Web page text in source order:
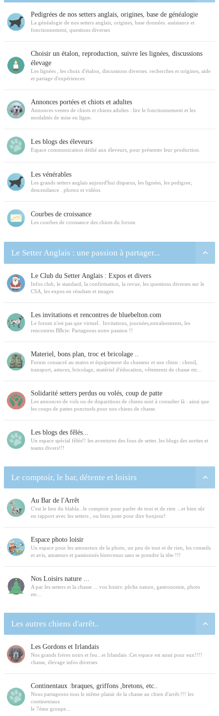
Pedigrées de nos setters anglais, origines, base de généalogie
La généalogie de nos setters anglais, origines, base données. assistance et
fonctionnement, questions diverses
Choisir un étalon, reproduction, suivre les lignées, discussions
élevage
Les lignées , les choix d'étalon, discussions diverses. recherches et origines, aide
et partage d'expériences
Annonces portées et chiots et adultes
Annonces ventes de chiots et chiens adultes : lire le fonctionnement et les
modalités de mise en ligne.
Les blogs des éleveurs
Espace communication dédié aux éleveurs, pour présenter leur production.
Les vénérables
Les grands setters anglais aujourd'hui disparus, les lignées, les pedigree,
descendance . photos et vidéos
Courbes de croissance
Les courbes de croissance des chiots du forum
Le Setter Anglais : une passion à partager...
Le Club du Setter Anglais : Expos et divers
Infos club, le standard, la confirmation, la revue, les questions diverses sur le
CSA, les expos en résultats et images
Les invitations et rencontres de bluebelton.com
Le forum n'est pas que virtuel.. Invitations, journées,entraînements, les
rencontres BBcie: Partageons notre passion !!
Materiel, bons plan, troc et bricolage ..
Forum consacré au matos et équipement du chasseur et son chien : chenil,
transport, astuces, bricolage, matériel d'éducation, vêtements de chasse etc...
Solidarité setters perdus ou volés, coup de patte
Les annonces de vols ou de disparitions de chiens sont à consulter là : ainsi que
les coups de pattes ponctuels pour nos chiens de chasse.
Les blogs des fêlés...
Un espace spécial fêlés!! les aventures des fous de setter..les blogs des sorties et
teams divers!!!
Le comptoir, le bar, détente et loisirs
Au Bar de l'Arrêt
C'est le lieu du blabla...le comptoir pour parler de tout et de rien ...et bien sûr
en rapport avec les setters , ou bien juste pour dire bonjour!
Espace photo loisir
Un espace pour les amoureux de la photo, un peu de tout et de rien, les conseils
et avis, amateurs et passionnés bienvenus sans se prendre la tête !!!
Nos Loisirs nature ...
A par les setters et la chasse ... vos loisirs: pêche nature, gastronomie, photo
etc...
Les autres chiens d'arrêt..
Les Gordons et Irlandais
Nos grands frères noirs et feu...et Irlandais :Cet espace est aussi pour eux!!!!
chasse, élevage infos diverses
Continentaux :braques, griffons ,bretons, etc..
Nous partageons tous le même plaisir de la chasse au chien d'arrêt.!!! les
continentaux
le 7ème groupe...